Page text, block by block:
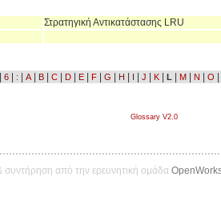
Στρατηγική Αντικατάστασης LRU
| 6 | : | A | B | C | D | E | F | G | H | I | J | K | L | M | N | O |
Glossary V2.0
συντήρηση από την ερευνητική ομάδα